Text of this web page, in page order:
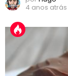
4 anos atrás